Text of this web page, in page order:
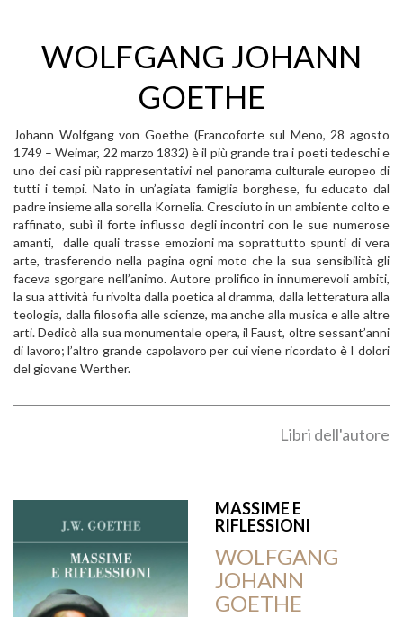
WOLFGANG JOHANN
GOETHE
Johann Wolfgang von Goethe (Francoforte sul Meno, 28 agosto
1749 – Weimar, 22 marzo 1832) è il più grande tra i poeti tedeschi e
uno dei casi più rappresentativi nel panorama culturale europeo di
tutti i tempi. Nato in un’agiata famiglia borghese, fu educato dal
padre insieme alla sorella Kornelia. Cresciuto in un ambiente colto e
raffinato, subì il forte influsso degli incontri con le sue numerose
amanti, dalle quali trasse emozioni ma soprattutto spunti di vera
arte, trasferendo nella pagina ogni moto che la sua sensibilità gli
faceva sgorgare nell’animo. Autore prolifico in innumerevoli ambiti,
la sua attività fu rivolta dalla poetica al dramma, dalla letteratura alla
teologia, dalla filosofia alle scienze, ma anche alla musica e alle altre
arti. Dedicò alla sua monumentale opera, il Faust, oltre sessant’anni
di lavoro; l’altro grande capolavoro per cui viene ricordato è I dolori
del giovane Werther.
Libri dell'autore
MASSIME E
RIFLESSIONI
WOLFGANG
JOHANN
GOETHE